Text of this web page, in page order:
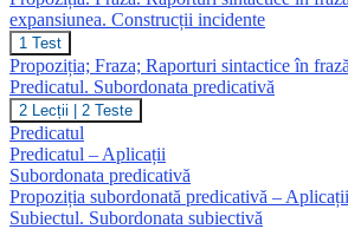
expansiunea. Construcții incidente
Propoziția.
Fraza.
Raporturi
sintactice
în
frază.
Contragerea
și
expansiunea.
Construcții
incidente
1 Test
Propoziția; Fraza; Raporturi sintactice în frază
Predicatul. Subordonata predicativă
Predicatul.
Subordonata
predicativă
2 Lecții 2 Teste
Predicatul
Predicatul – Aplicații
Subordonata predicativă
Propoziția subordonată predicativă – Aplicații
Subiectul. Subordonata subiectivă